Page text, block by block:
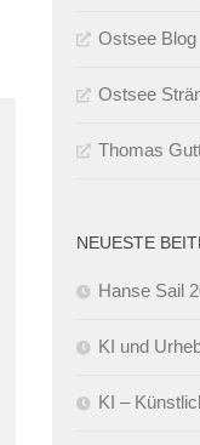
Ostsee Blog
Ostsee
Thomas
NEUESTE
Hanse Sail
KI und
KI –